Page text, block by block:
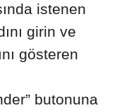
istenen
girin ve
gösteren
butonuna